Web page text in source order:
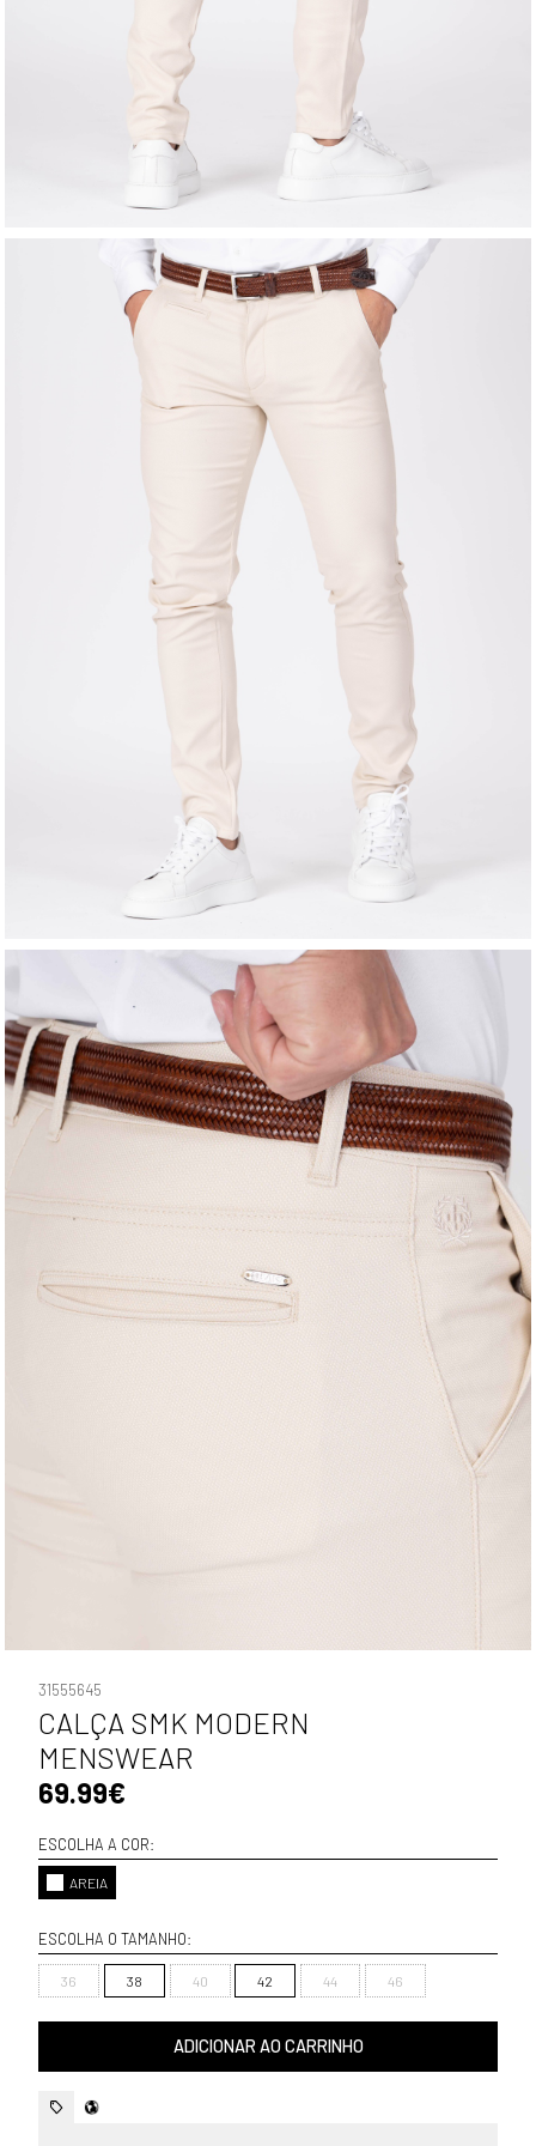
31555645
CALÇA SMK MODERN
MENSWEAR
69.99€
ESCOLHA A COR:
AREIA
ESCOLHA O TAMANHO:
36 38 40 42 44 46
ADICIONAR AO CARRINHO